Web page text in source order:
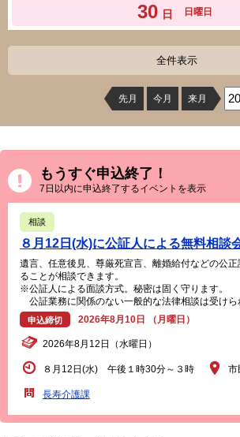
30 日 日曜日
全件表示
先月 今月 来月
もうすぐ申込終了！
7日以内に申込終了するイベントを表示
相談
８月12日(水)に公証人による無料相談
遺言、任意後見、尊厳死宣言、離婚給付などの公
ることが相談できます。
※公証人による面談方式。秘密は固く守ります。
公証業務に関係のない一般的な法律相談は受けら
申込締切 2026年8月10日 （月曜日）
2026年8月12日（水曜日）
８月12日(水) 午後１時30分～３時
長寿介護課